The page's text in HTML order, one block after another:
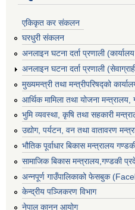
एकिकृत कर संकलन
घरधुरी संकलन
अनलाइन घटना दर्ता प्रणाली
अनलाइन घटना दर्ता प्रणाली
मुख्यमन्त्री तथा मन्त्रीपरिषद्को
आर्थिक मामिला तथा योजना
भुमि व्यवस्था, कृषि तथा सहकारी
उद्योग, पर्यटन, वन तथा वातावरण
भौतिक पूर्वाधार बिकास मन्त्रालय
सामाजिक बिकास मन्त्रालय,गण्डकी
अन्नपूर्ण गाउँपालिकाको फेसबुक
केन्द्रीय पञ्जिकरण विभाग
नेपाल कानुन आयोग